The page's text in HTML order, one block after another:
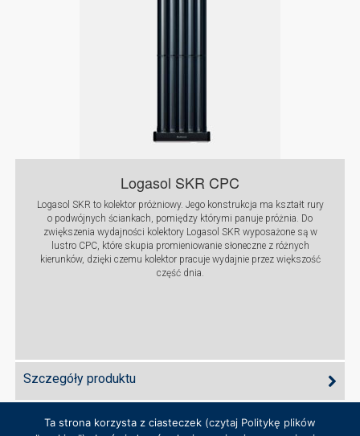
Logasol SKR CPC
Logasol SKR to kolektor próżniowy. Jego konstrukcja ma kształt rury
o podwójnych ściankach, pomiędzy którymi panuje próżnia. Do
zwiększenia wydajności kolektory Logasol SKR wyposażone są w
lustro CPC, które skupia promieniowanie słoneczne z różnych
kierunków, dzięki czemu kolektor pracuje wydajnie przez większość
część dnia.
Szczegóły produktu
Ta strona korzysta z ciasteczek (czytaj Politykę plików